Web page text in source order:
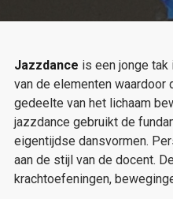
Jazzdance is een jonge tak
van de elementen
gedeelte van het lichaam
jazzdance gebruikt de
eigentijdse dansvormen.
aan de stijl van de docent.
krachtoefeningen,